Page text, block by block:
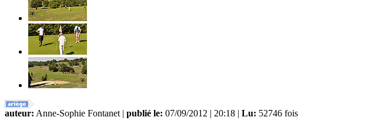
auteur: Anne-Sophie Fontanet | publié le: 07/09/2012 | 20:18 | Lu: 52746 fois